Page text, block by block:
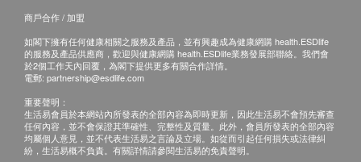
紅血球壓積量
紅血球平均紅蛋白量
紅血球平均紅蛋白
中性白血球
淋巴白血球
血液白血球
報告：
進行健康檢查後，一般情況下，需大概14個工作天
跟進檢查報告， 工作天不包括星期六、日及公眾
假期。 輪侯報告講解時間會因應不同情況 (如個別
化驗項目所需時間或客人指明特定時段)而有所延
長。
如客人選擇收電子報告*，報告時間可加快至14個
商戶合作 / 加盟
如閣下擁有任何健康相關之服務及產品，並有興趣成為健康網購 health.ESDlife
的服務及產品供應商，歡迎與健康網購 health.ESDlife業務發展部聯絡。我們會
於2個工作天內回覆，為閣下提供更多有關合作詳情。
電郵: partnership@esdlife.com
重要聲明：
生活易會員於本網站內所發表的全部內容為即時更新，因此生活易不會預先審查
任何內容，並不會保證其準確性、完整性及質量。此外，會員所發表的全部內容
均屬個人意見，並不代表生活易之言論及立場。如從而引起任何損失或法律糾
紛，生活易概不負責。有關詳情請參閱生活易的免責聲明。